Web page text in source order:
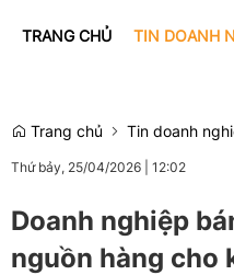
TRANG CHỦ TIN DOANH
Trang chủ Tin doanh
Thứ bảy, 25/04/2026 12:02
Doanh nghiệp
nguồn hàng cho